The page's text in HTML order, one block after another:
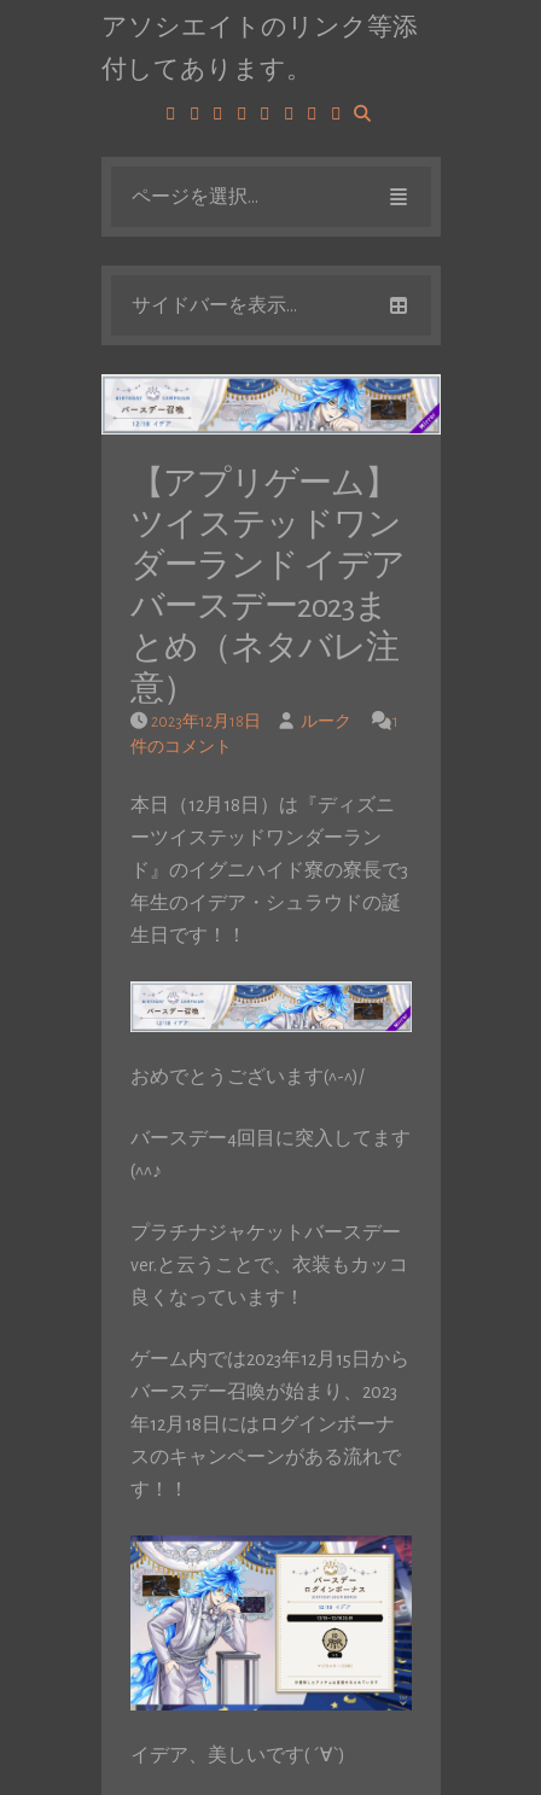
アソシエイトのリンク等添
付してあります。
ページを選択...
サイドバーを表示...
【アプリゲーム】
ツイステッドワン
ダーランド イデア
バースデー2023ま
とめ（ネタバレ注
意）
2023年12月18日 ルーク
1
件のコメント
本日（12月18日）は『ディズニ
ーツイステッドワンダーラン
ド』のイグニハイド寮の寮長で3
年生のイデア・シュラウドの誕
生日です！！
おめでとうございます(^-^)/
バースデー4回目に突入してます
(^^♪
プラチナジャケットバースデー
ver.と云うことで、衣装もカッコ
良くなっています！
ゲーム内では2023年12月15日から
バースデー召喚が始まり、2023
年12月18日にはログインボーナ
スのキャンペーンがある流れで
す！！
イデア、美しいです( ´∀`)